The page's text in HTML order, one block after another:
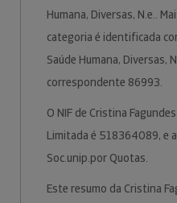
Humana, Diversas, N.e..
categoria é identificada
Saúde Humana, Diversas,
correspondente 86993.
O NIF de Cristina
Limitada é 518364089, e
Soc.unip.por Quotas.
Este resumo da Cristina